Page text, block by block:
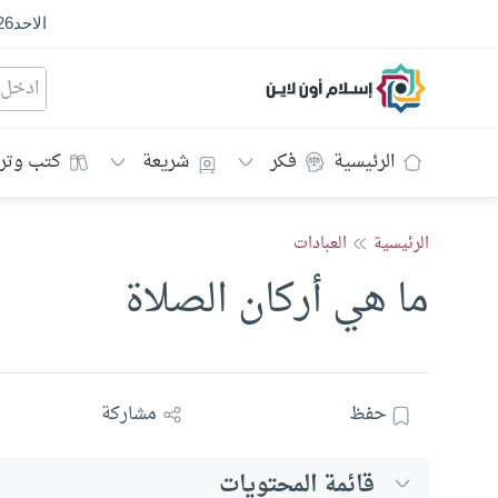
الاحد
إسلام أون لاين
الرئيسية فكر شريعة كتب
الرئيسية العبادات
ما هي أركان الصلاة
حفظ مشاركة
قائمة المحتويات